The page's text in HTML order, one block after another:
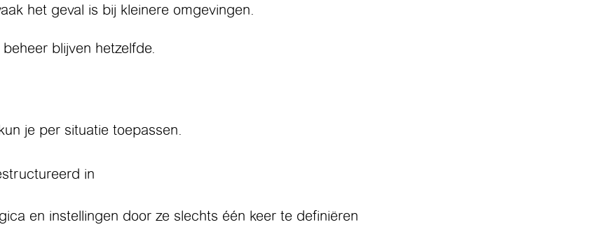
het geval is bij kleinere omgevingen.
blijven hetzelfde.
je per situatie toepassen.
in
en instellingen door ze slechts één keer te definiëren